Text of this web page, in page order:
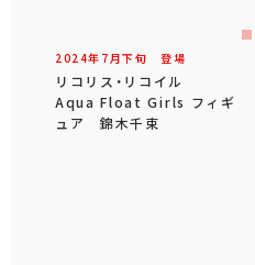
2024年 7 月下旬 登場
リコリス・リコイル
Aqua Float Girls フィギ
ュア 錦木千束